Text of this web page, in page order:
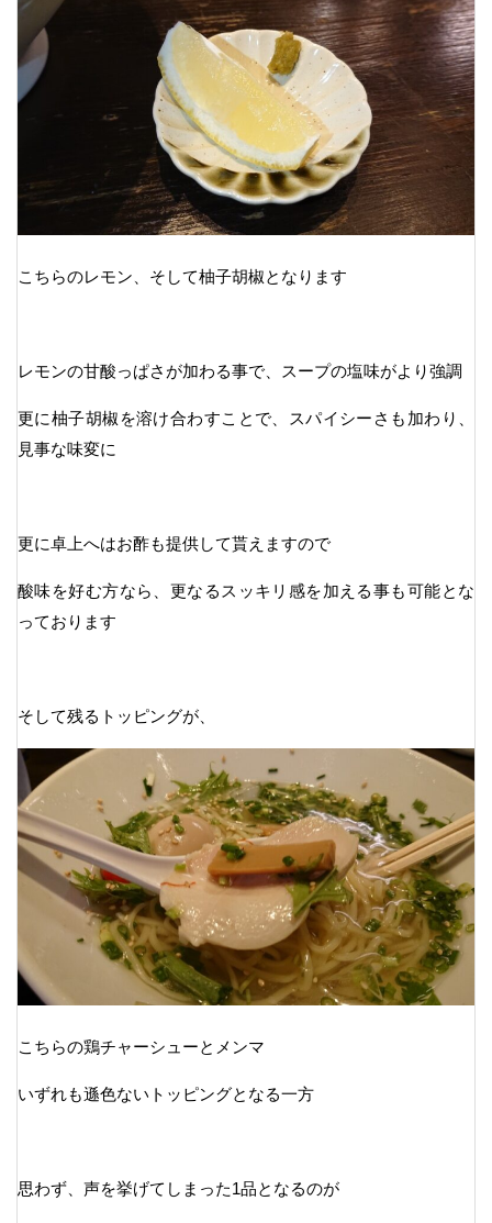
こちらのレモン、そして柚子胡椒となります
レモンの甘酸っぱさが加わる事で、スープの塩味がより強調
更に柚子胡椒を溶け合わすことで、スパイシーさも加わり、
見事な味変に
更に卓上へはお酢も提供して貰えますので
酸味を好む方なら、更なるスッキリ感を加える事も可能とな
っております
そして残るトッピングが、
こちらの鶏チャーシューとメンマ
いずれも遜色ないトッピングとなる一方
思わず、声を挙げてしまった1品となるのが